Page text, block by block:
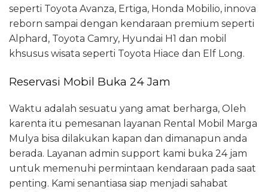
seperti Toyota Avanza, Ertiga, Honda Mobilio, innova
reborn sampai dengan kendaraan premium seperti
Alphard, Toyota Camry, Hyundai H1 dan mobil
khsusus wisata seperti Toyota Hiace dan Elf Long.
Reservasi Mobil Buka 24 Jam
Waktu adalah sesuatu yang amat berharga, Oleh
karenta itu pemesanan layanan Rental Mobil Marga
Mulya bisa dilakukan kapan dan dimanapun anda
berada. Layanan admin support kami buka 24 jam
untuk memenuhi permintaan kendaraan pada saat
penting. Kami senantiasa siap menjadi sahabat